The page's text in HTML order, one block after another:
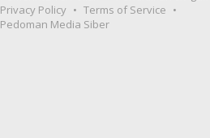
Privacy Policy
Terms of Service
Pedoman Media Siber